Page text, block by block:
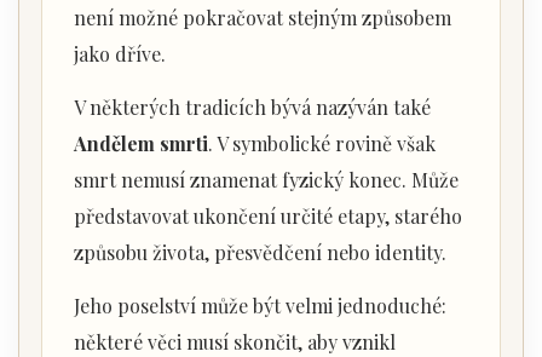
není možné pokračovat stejným způsobem
jako dříve.
V některých tradicích bývá nazýván také
Andělem smrti. V symbolické rovině však
smrt nemusí znamenat fyzický konec. Může
představovat ukončení určité etapy, starého
způsobu života, přesvědčení nebo identity.
Jeho poselství může být velmi jednoduché:
některé věci musí skončit, aby vznikl